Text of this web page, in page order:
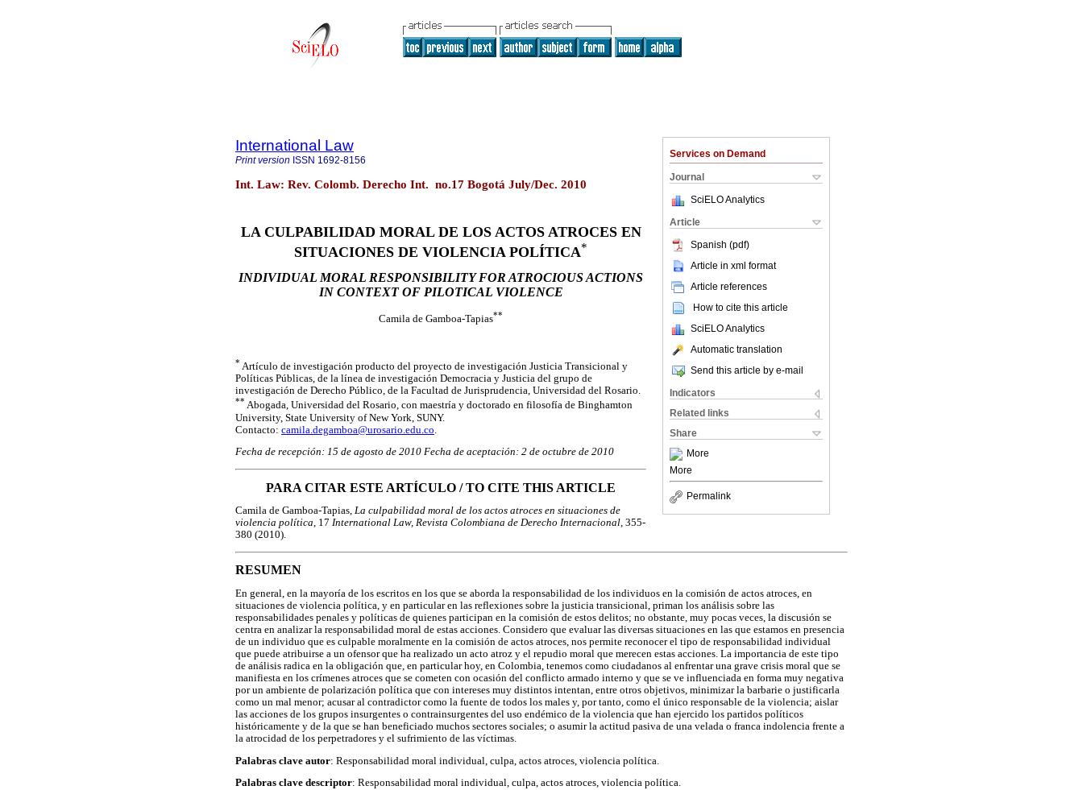
Services on Demand
Journal
SciELO Analytics
Article
Spanish (pdf)
Article in xml format
Article references
How to cite this article
SciELO Analytics
Automatic translation
Send this article by e-mail
Indicators
Related links
Share
More
More
Permalink
International Law
Print version ISSN 1692-8156
Int. Law: Rev. Colomb. Derecho Int. no.17 Bogotá July/Dec. 2010
LA CULPABILIDAD MORAL DE LOS ACTOS ATROCES EN
SITUACIONES DE VIOLENCIA POLÍTICA*
INDIVIDUAL MORAL RESPONSIBILITY FOR ATROCIOUS ACTIONS
IN CONTEXT OF PILOTICAL VIOLENCE
Camila de Gamboa-Tapias**
* Artículo de investigación producto del proyecto de investigación Justicia Transicional y
Políticas Públicas, de la línea de investigación Democracia y Justicia del grupo de
investigación de Derecho Público, de la Facultad de Jurisprudencia, Universidad del Rosario.
** Abogada, Universidad del Rosario, con maestría y doctorado en filosofía de Binghamton
University, State University of New York, SUNY.
Contacto: camila.degamboa@urosario.edu.co
Fecha de recepción: 15 de agosto de 2010 Fecha de aceptación: 2 de octubre de 2010
PARA CITAR ESTE ARTÍCULO / TO CITE THIS ARTICLE
Camila de Gamboa-Tapias, La culpabilidad moral de los actos atroces en situaciones de
violencia política, 17 International Law, Revista Colombiana de Derecho Internacional, 355-
380 (2010).
RESUMEN
En general, en la mayoría de los escritos en los que se aborda la responsabilidad de los individuos en la comisión de actos atroces, en
situaciones de violencia política, y en particular en las reflexiones sobre la justicia transicional, priman los análisis sobre las
responsabilidades penales y políticas de quienes participan en la comisión de estos delitos; no obstante, muy pocas veces, la discusión se
centra en analizar la responsabilidad moral de estas acciones. Considero que evaluar las diversas situaciones en las que estamos en presencia
de un individuo que es culpable moralmente en la comisión de actos atroces, nos permite reconocer el tipo de responsabilidad individual
que puede atribuirse a un ofensor que ha realizado un acto atroz y el repudio moral que merecen estas acciones. La importancia de este tipo
de análisis radica en la obligación que, en particular hoy, en Colombia, tenemos como ciudadanos al enfrentar una grave crisis moral que se
manifiesta en los crímenes atroces que se cometen con ocasión del conflicto armado interno y que se ve influenciada en forma muy negativa
por un ambiente de polarización política que con intereses muy distintos intentan, entre otros objetivos, minimizar la barbarie o justificarla
como un mal menor; acusar al contradictor como la fuente de todos los males y, por tanto, como el único responsable de la violencia; aislar
las acciones de los grupos insurgentes o contrainsurgentes del uso endémico de la violencia que han ejercido los partidos políticos
históricamente y de la que se han beneficiado muchos sectores sociales; o asumir la actitud pasiva de una velada o franca indolencia frente a
la atrocidad de los perpetradores y el sufrimiento de las víctimas.
Palabras clave autor: Responsabilidad moral individual, culpa, actos atroces, violencia política.
Palabras clave descriptor: Responsabilidad moral individual, culpa, actos atroces, violencia política.